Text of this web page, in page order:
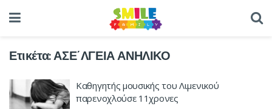
Ετικέτα:ΑΣΕ΄ΛΓΕΙΑ ΑΝΗΛΙΚΟ
Καθηγητής μουσικής του Λιμενικού
παρενοχλούσε 11χρονες